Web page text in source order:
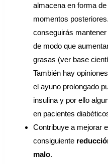
almacena en forma
momentos
conseguirás
de modo que
grasas (ver base
También hay
el ayuno prolongado
insulina y por ello
en pacientes
Contribuye a mejorar
consiguiente
malo.